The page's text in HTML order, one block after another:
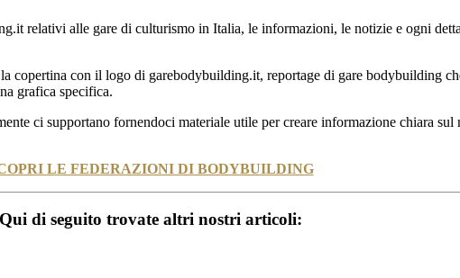
relativi alle gare di culturismo in Italia, le informazioni, le notizie e ogni
con il logo di garebodybuilding.it, reportage di gare bodybuilding
grafica specifica.
ci supportano fornendoci materiale utile per creare informazione chiara
LE FEDERAZIONI DI BODYBUILDING
Qui di seguito trovate altri nostri articoli: